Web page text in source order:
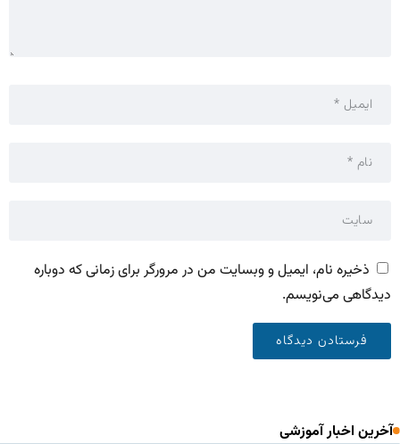
ذخیره نام، ایمیل و وبسایت من در مرورگر برای زمانی که دوباره
دیدگاهی می‌نویسم.
آخرین اخبار آموزشی